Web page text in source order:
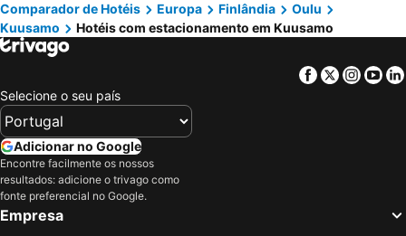
Comparador de Hotéis Europa Finlândia
Oulu
Kuusamo
Hotéis com estacionamento em Kuusamo
Facebook
Twitter
Selecione o seu país
Adicionar no Google
Encontre facilmente os nossos
resultados: adicione o trivago como
fonte preferencial no Google.
Empresa